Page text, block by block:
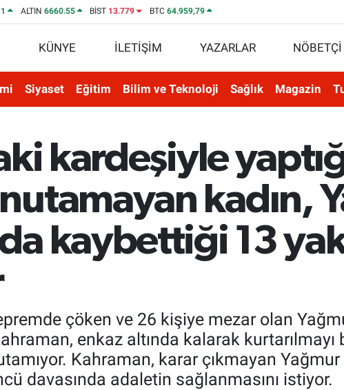
ALTIN 6660.55 BİST 13.779 BTC 64.959,79
KÜNYE İLETİŞİM YAZARLAR
Siyaset Eğitim Bilim ve Teknoloji Sağlık Magazin
kardeşiyle
kadın,
kaybettiği 13
çöken ve 26 kişiye mezar olan
enkaz altında kalarak
Kahraman, karar çıkmayan Yağmur
davasında adaletin sağlanmasını istiyor.